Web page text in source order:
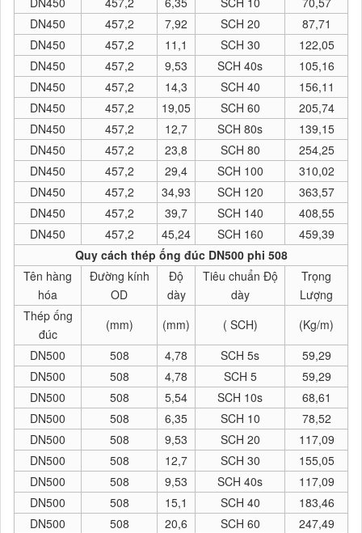
DN450
457,2 7,92 SCH 20
87,71
DN450
457,2 11,1 SCH 30
122,05
DN450
457,2 9,53 SCH 40s
105,16
DN450
457,2 14,3 SCH 40
156,11
DN450
457,2 19,05 SCH 60
205,74
DN450
457,2 12,7 SCH 80s
139,15
DN450
457,2 23,8 SCH 80
254,25
DN450
457,2 29,4 SCH 100
310,02
DN450
457,2 34,93 SCH 120
363,57
DN450
457,2 39,7 SCH 140
408,55
DN450
457,2 45,24 SCH 160
459,39
Quy cách thép ống đúc DN500 phi 508
Tên hàng
hóa
Đường kính
OD
Độ
dày
Tiêu chuẩn Độ
dày
Trọng
Lượng
Thép ống
đúc
(mm) (mm) ( SCH)
(Kg/m)
DN500
508 4,78 SCH 5s
59,29
DN500
508 4,78 SCH 5
59,29
DN500
508 5,54 SCH 10s
68,61
DN500
508 6,35 SCH 10
78,52
DN500
508 9,53 SCH 20
117,09
DN500
508 12,7 SCH 30
155,05
DN500
508 9,53 SCH 40s
117,09
DN500
508 15,1 SCH 40
183,46
DN500
508 20,6 SCH 60
247,49